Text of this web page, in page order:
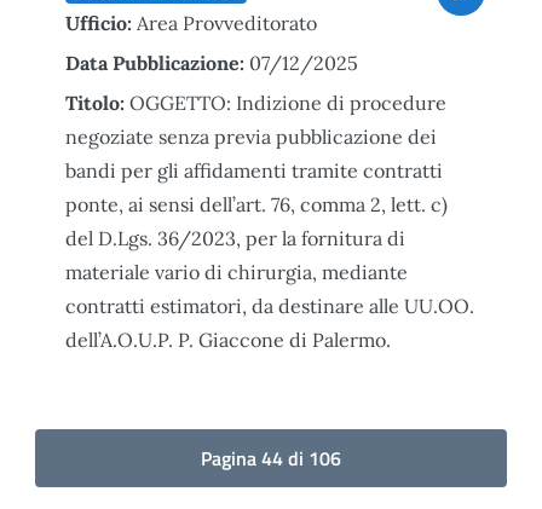
Ufficio: Area Provveditorato
Data Pubblicazione: 07/12/2025
Titolo: OGGETTO: Indizione di procedure
negoziate senza previa pubblicazione dei
bandi per gli affidamenti tramite contratti
ponte, ai sensi dell’art. 76, comma 2, lett. c)
del D.Lgs. 36/2023, per la fornitura di
materiale vario di chirurgia, mediante
contratti estimatori, da destinare alle UU.OO.
dell’A.O.U.P. P. Giaccone di Palermo.
Pagina 44 di 106